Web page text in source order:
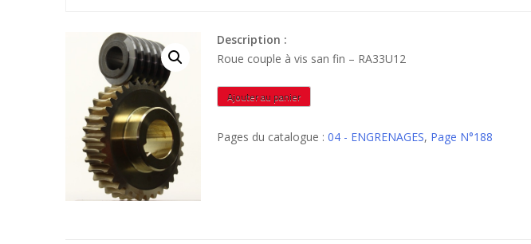
Description :
Roue couple à vis san fin – RA33U12
quantité
de
Ajouter au panier
Pages du catalogue : 04 - ENGRENAGES, Page N°188